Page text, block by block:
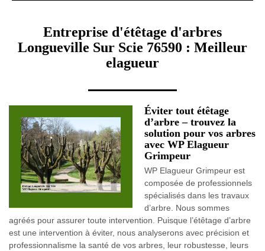
Entreprise d'étêtage d'arbres
Longueville Sur Scie 76590 : Meilleur
elagueur
Éviter tout étêtage
d’arbre – trouvez la
solution pour vos arbres
avec WP Elagueur
Grimpeur
WP Elagueur Grimpeur est
composée de professionnels
spécialisés dans les travaux
d’arbre. Nous sommes
agréés pour assurer toute intervention. Puisque l’étêtage d’arbre
est une intervention à éviter, nous analyserons avec précision et
professionnalisme la santé de vos arbres, leur robustesse, leurs